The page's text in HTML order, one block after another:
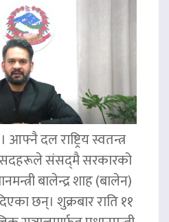
दल राष्ट्रिय स्वतन्त्र
संसद्‌मै सरकारको
बालेन्द्र शाह (बालेन)
छन्। शुक्रबार राति ११